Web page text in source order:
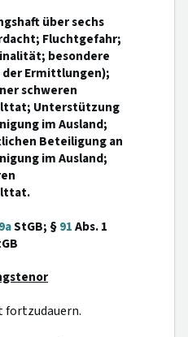
über sechs
Fluchtgefahr;
besondere
Ermittlungen);
schweren
Unterstützung
im Ausland;
Beteiligung an
im Ausland;
StGB; §91Abs. 1
fortzudauern.